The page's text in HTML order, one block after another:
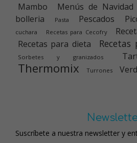
Mambo Menús de Navidad
bolleria
Pasta Pescados
cuchara
Recetas para Cecofry
Recetas para dieta
Sorbetes y granizados
Thermomix Turrones
Suscríbete a nuestra newsletter y